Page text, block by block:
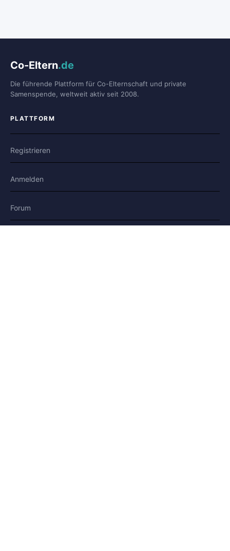
Co-Eltern.de
Die führende Plattform für Co-Elternschaft und private
Samenspende, weltweit aktiv seit 2008.
PLATTFORM
Registrieren
Anmelden
Forum